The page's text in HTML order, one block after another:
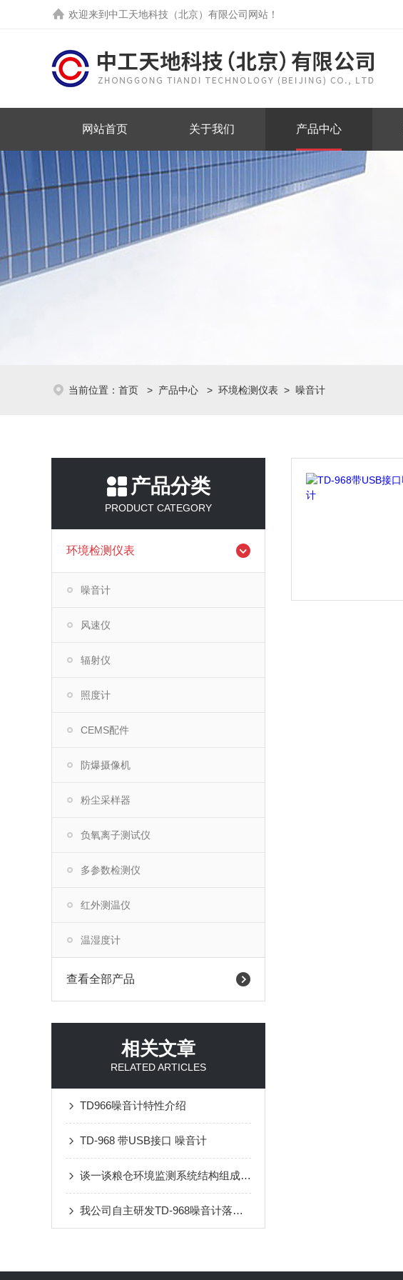
欢迎来到中工天地科技（北京）有限公司网站！
网站首页 关于我们 产品中心
当前位置： 首页 > 产品中心 > 环境检测仪表 > 噪音计
产品分类
PRODUCT CATEGORY
环境检测仪表
噪音计
风速仪
辐射仪
照度计
CEMS配件
防爆摄像机
粉尘采样器
负氧离子测试仪
多参数检测仪
红外测温仪
温湿度计
查看全部产品
相关文章
RELATED ARTICLES
TD966噪音计特性介绍
TD-968 带USB接口 噪音计
谈一谈粮仓环境监测系统结构组成和安装维护措施
我公司自主研发TD-968噪音计落户兴隆安监局成功使用